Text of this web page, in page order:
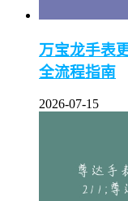
万宝龙手表
全流程指南
2026-07-15